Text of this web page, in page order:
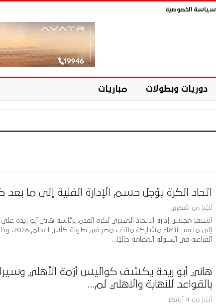
سياسة الخصوصية
دوريات وبطولات مباريات
اتحاد الكرة يؤجل حسم الإدارة الفنية إلى ما بعد كأس
نُشِرَ من شهرين
استقر مجلس إدارة الاتحاد المصري لكرة القدم برئاسة هاني أبو ريدة على
إلى ما
الفراعنة في البطولة المقامة حاليًا…
هاني أبو ريدة يكشف كواليس أزمة الأهلي
بالقواعد للنهاية والاهلي لم…
نُشِرَ من 4 أشهر